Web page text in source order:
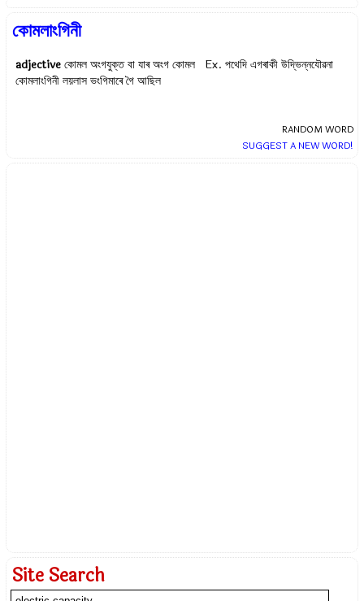
কোমলাংগিনী
adjective কোমল অংগযুক্ত বা যাৰ অংগ কোমল Ex.পথেদি এগৰাকী উদ্ভিন্নযৌৱনা
কোমলাংগিনী লয়লাস ভংগিমাৰে গৈ আছিল
RANDOM WORD
SUGGEST A NEW WORD!
Site Search